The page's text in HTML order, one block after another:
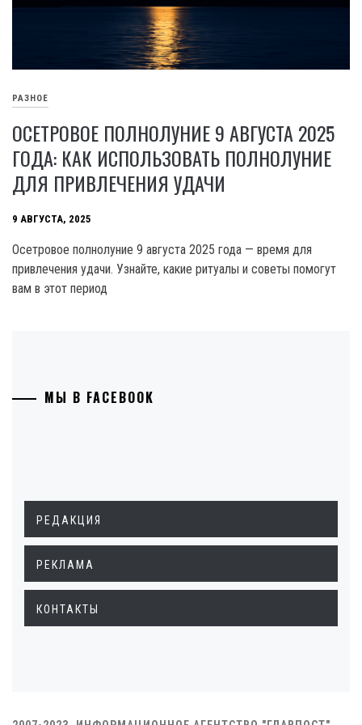
РАЗНОЕ
ОСЕТРОВОЕ ПОЛНОЛУНИЕ 9 АВГУСТА 2025
ГОДА: КАК ИСПОЛЬЗОВАТЬ ПОЛНОЛУНИЕ
ДЛЯ ПРИВЛЕЧЕНИЯ УДАЧИ
9 АВГУСТА, 2025
Осетровое полнолуние 9 августа 2025 года — время для
привлечения удачи. Узнайте, какие ритуалы и советы помогут
вам в этот период
МЫ В FACEBOOK
РЕДАКЦИЯ
РЕКЛАМА
КОНТАКТЫ